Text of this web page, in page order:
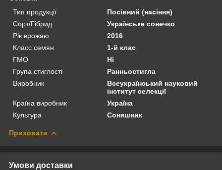
Тип продукції
Посівний (насіння)
Сорт/Гібрид
Українське сонечко
Рік врожаю
2016
Класс семян
1-й клас
ГМО
Ні
Група стиглості
Ранньостигла
Виробник
Всеукраїнський науковий
інститут селекції
Країна виробник
Україна
Культура
Соняшник
Приховати
Умови доставки